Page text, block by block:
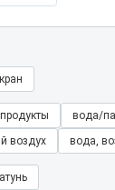
кран
вода/
воздух вода,